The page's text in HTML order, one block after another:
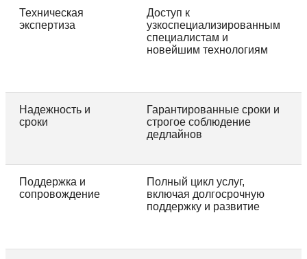
Техническая
экспертиза
Доступ к
узкоспециализированным
специалистам и
новейшим технологиям
Надежность и
сроки
Гарантированные сроки и
строгое соблюдение
дедлайнов
Поддержка и
сопровождение
Полный цикл услуг,
включая долгосрочную
поддержку и развитие